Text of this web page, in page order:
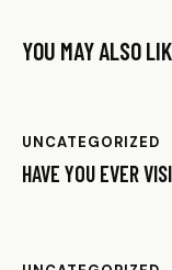
YOU MAY ALSO
UNCATEGORIZED
HAVE YOU EVER